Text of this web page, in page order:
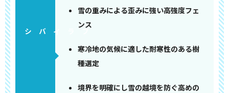
雪の重みによる歪みに強い高強度フェ
ンス
寒冷地の気候に適した耐寒性のある樹
種選定
境界を明確にし雪の越境を防ぐ高めの